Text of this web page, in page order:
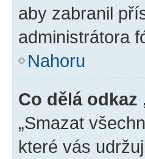
aby zabranil
administrátora
Nahoru
Co dělá odkaz
„Smazat
které vás